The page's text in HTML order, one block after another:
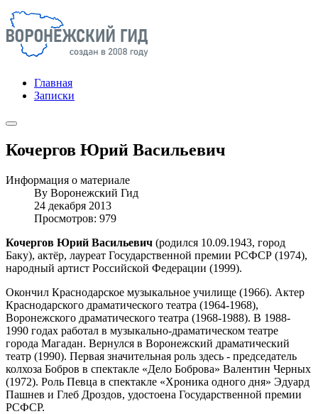
Главная
Записки
Кочергов Юрий Васильевич
Информация о материале
By Воронежский Гид
24 декабря 2013
Просмотров: 979
Кочергов Юрий Васильевич (родился 10.09.1943, город
Баку), актёр, лауреат Государственной премии РСФСР (1974),
народный артист Российской Федерации (1999).
Окончил Краснодарское музыкальное училище (1966). Актер
Краснодарского драматического театра (1964-1968),
Воронежского драматического театра (1968-1988). В 1988-
1990 годах работал в музыкально-драматическом театре
города Магадан. Вернулся в Воронежский драматический
театр (1990). Первая значительная роль здесь - председатель
колхоза Бобров в спектакле «Дело Боброва» Валентин Черных
(1972). Роль Певца в спектакле «Хроника одного дня» Эдуард
Пашнев и Глеб Дроздов, удостоена Государственной премии
РСФСР.